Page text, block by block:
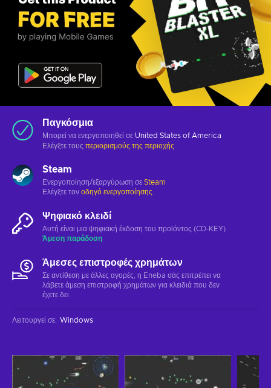
Παγκόσμια
Μπορεί να ενεργοποιηθεί σε United States of America
Ελέγξτε τους περιορισμούς της περιοχής
Steam
Ενεργοποίηση/εξαργύρωση σε Steam
Ελέγξτε τον οδηγό ενεργοποίησης
Ψηφιακό κλειδί
Αυτή είναι μια ψηφιακή έκδοση του προϊόντος (CD-KEY)
Άμεση παράδοση
Άμεσες επιστροφές χρημάτων
Σε αντίθεση με άλλες αγορές, η Eneba σάς επιτρέπει να
λάβετε άμεση επιστροφή χρημάτων για κλειδιά που δεν
έχετε δει.
Λειτουργεί σε: Windows